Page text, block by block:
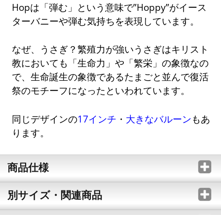
Hopは「弾む」という意味で”Hoppy”がイース
ターバニーや弾む気持ちを表現しています。
なぜ、うさぎ？繁殖力が強いうさぎはキリスト
教においても「生命力」や「繁栄」の象徴なの
で、生命誕生の象徴であるたまごと並んで復活
祭のモチーフになったといわれています。
同じデザインの17インチ ・ 大きなバルーンもあ
ります。
商品仕様
別サイズ・関連商品